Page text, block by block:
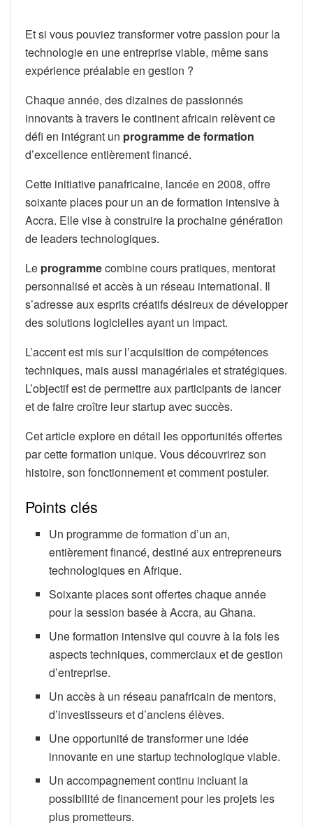
Et si vous pouviez transformer votre passion pour la
technologie en une entreprise viable, même sans
expérience préalable en gestion ?
Chaque année, des dizaines de passionnés
innovants à travers le continent africain relèvent ce
défi en intégrant un programme de formation
d’excellence entièrement financé.
Cette initiative panafricaine, lancée en 2008, offre
soixante places pour un an de formation intensive à
Accra. Elle vise à construire la prochaine génération
de leaders technologiques.
Le programmecombine cours pratiques, mentorat
personnalisé et accès à un réseau international. Il
s’adresse aux esprits créatifs désireux de développer
des solutions logicielles ayant un impact.
L’accent est mis sur l’acquisition de compétences
techniques, mais aussi managériales et stratégiques.
L’objectif est de permettre aux participants de lancer
et de faire croître leur startup avec succès.
Cet article explore en détail les opportunités offertes
par cette formation unique. Vous découvrirez son
histoire, son fonctionnement et comment postuler.
Points clés
Un programme de formation d’un an,
entièrement financé, destiné aux entrepreneurs
technologiques en Afrique.
Soixante places sont offertes chaque année
pour la session basée à Accra, au Ghana.
Une formation intensive qui couvre à la fois les
aspects techniques, commerciaux et de gestion
d’entreprise.
Un accès à un réseau panafricain de mentors,
d’investisseurs et d’anciens élèves.
Une opportunité de transformer une idée
innovante en une startup technologique viable.
Un accompagnement continu incluant la
possibilité de financement pour les projets les
plus prometteurs.